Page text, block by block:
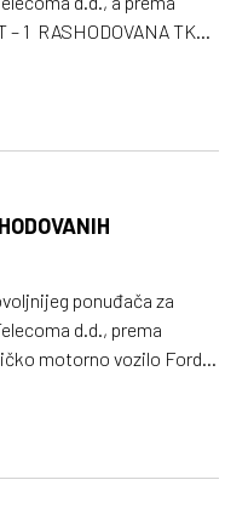
PVC – 40 EFAU 1.9
ponuđača za
d.d., prema
motorno vozilo Ford
prodajna